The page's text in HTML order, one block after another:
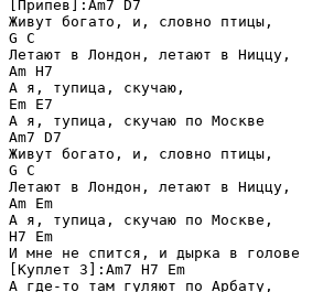
[Припев]:Am7 D7
Живут богато, и, словно птицы,
G C
Летают в Лондон, летают в Ниццу,
Am H7
А я, тупица, скучаю,
Em E7
А я, тупица, скучаю по Москве
Am7 D7
Живут богато, и, словно птицы,
G C
Летают в Лондон, летают в Ниццу,
Am Em
А я, тупица, скучаю по Москве,
H7 Em
И мне не спится, и дырка в голове
[Куплет 3]:Am7 H7 Em
А где-то там гуляют по Арбату,